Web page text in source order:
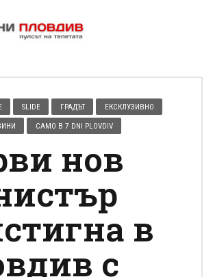
SLIDE ГРАДЪТ ЕКСКЛУЗИВНО
САМО В 7 DNI PLOVDIV
нов
в
с